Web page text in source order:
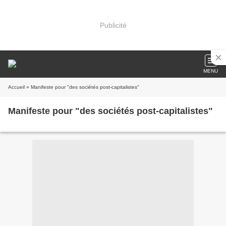
Publicité
MENU
Accueil » Manifeste pour "des sociétés post-capitalistes"
Manifeste pour "des sociétés post-capitalistes"